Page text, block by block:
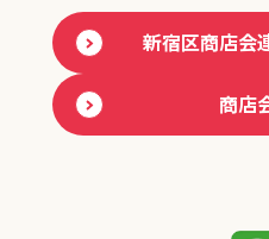
新宿区商店会
商店